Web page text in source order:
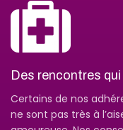
Des rencontres
Certains de nos
ne sont pas très à